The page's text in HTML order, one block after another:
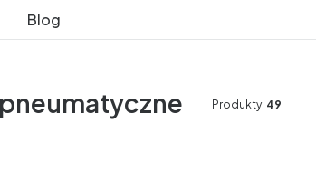
Blog
Produkty: 49